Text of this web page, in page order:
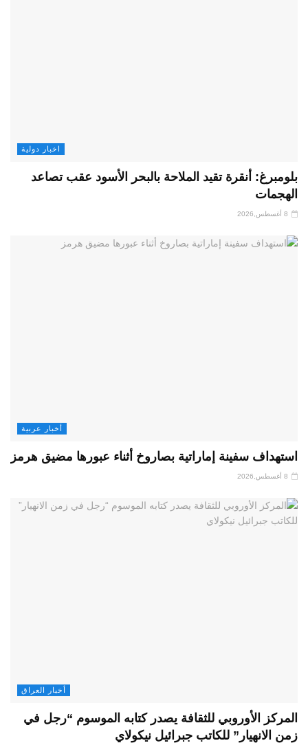
اخبار دولية
بلومبرغ: أنقرة تقيد الملاحة بالبحر الأسود عقب تصاعد
الهجمات
أخبار عربية
استهداف سفينة إماراتية بصاروخ أثناء عبورها مضيق هرمز
أخبار العراق
المركز الأوروبي للثقافة يصدر كتابه الموسوم “رجل في
زمن الانهيار” للكاتب جبرائيل نيكولاي